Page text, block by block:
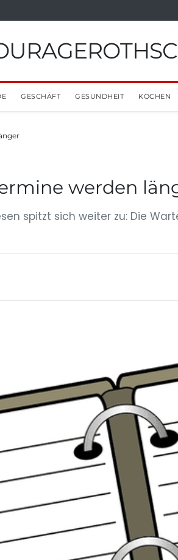
GESCHÄFT GESUNDHEIT KOCHEN
werden
spitzt sich weiter zu: Die